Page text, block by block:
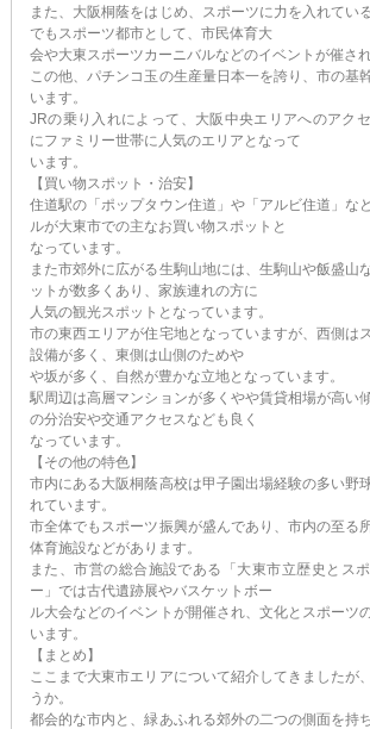
また、大阪桐蔭をはじめ、スポーツに力を入れてい
でもスポーツ都市として、市民体育大
会や大東スポーツカーニバルなどのイベントが催され
この他、パチンコ玉の生産量日本一を誇り、市の基
います。
JRの乗り入れによって、大阪中央エリアへのアク
にファミリー世帯に人気のエリアとなって
います。
【買い物スポット・治安】
住道駅の「ポップタウン住道」や「アルビ住道」な
ルが大東市での主なお買い物スポットと
なっています。
また市郊外に広がる生駒山地には、生駒山や飯盛山
ットが数多くあり、家族連れの方に
人気の観光スポットとなっています。
市の東西エリアが住宅地となっていますが、西側は
設備が多く、東側は山側のためや
や坂が多く、自然が豊かな立地となっています。
駅周辺は高層マンションが多くやや賃貸相場が高い
の分治安や交通アクセスなども良く
なっています。
【その他の特色】
市内にある大阪桐蔭高校は甲子園出場経験の多い野
れています。
市全体でもスポーツ振興が盛んであり、市内の至る
体育施設などがあります。
また、市営の総合施設である「大東市立歴史とス
ー」では古代遺跡展やバスケットボー
ル大会などのイベントが開催され、文化とスポーツ
います。
【まとめ】
ここまで大東市エリアについて紹介してきましたが
うか。
都会的な市内と、緑あふれる郊外の二つの側面を持